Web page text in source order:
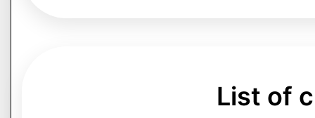
List of